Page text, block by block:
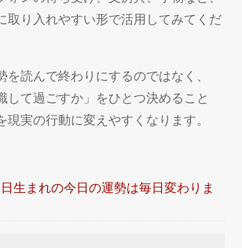
取り入れやすい形で活用してみてくだ
を読んで終わりにするのではなく、
して過ごすか」をひとつ決めること
現実の行動に変えやすくなります。
生まれの今日の運勢は毎日変わりま